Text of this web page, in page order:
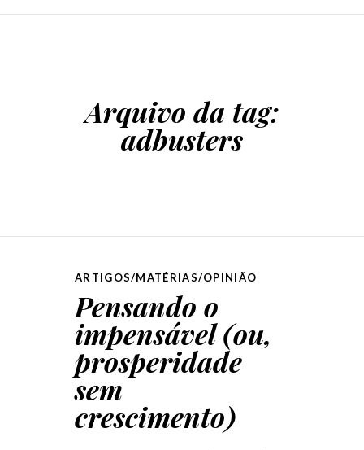
Arquivo da tag:
adbusters
ARTIGOS/MATÉRIAS/OPINIÃO
Pensando o
impensável (ou,
prosperidade
sem
crescimento)